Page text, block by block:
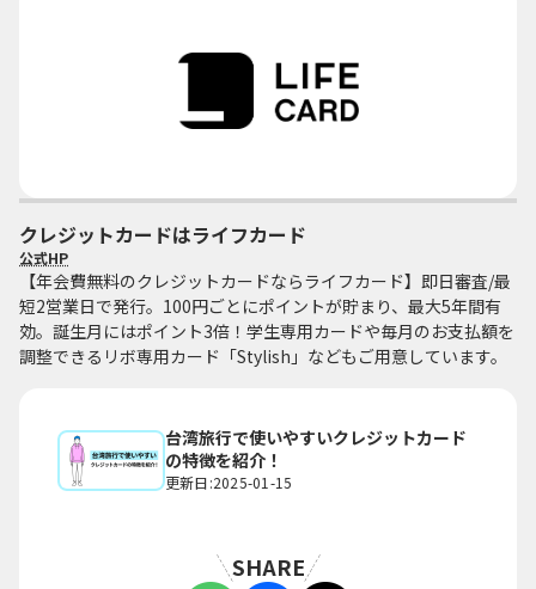
クレジットカードはライフカード
公式HP
【年会費無料のクレジットカードならライフカード】即日審査/最
短2営業日で発行。100円ごとにポイントが貯まり、最大5年間有
効。誕生月にはポイント3倍！学生専用カードや毎月のお支払額を
調整できるリボ専用カード「Stylish」などもご用意しています。
台湾旅行で使いやすいクレジットカード
の特徴を紹介！
更新日:2025-01-15
SHARE